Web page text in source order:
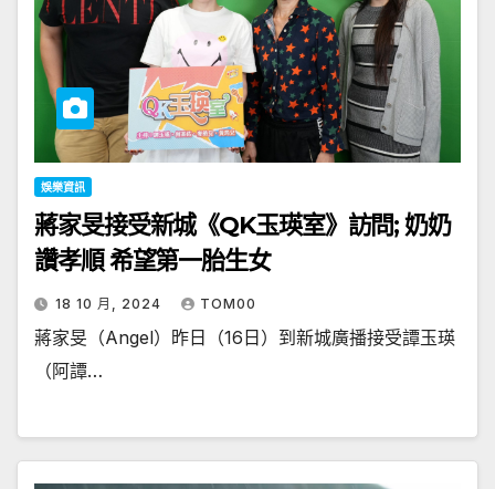
娛樂資訊
蔣家旻接受新城《QK玉瑛室》訪問; 奶奶
讚孝順 希望第一胎生女
18 10 月, 2024 TOM00
蔣家旻（Angel）昨日（16日）到新城廣播接受譚玉瑛
（阿譚…